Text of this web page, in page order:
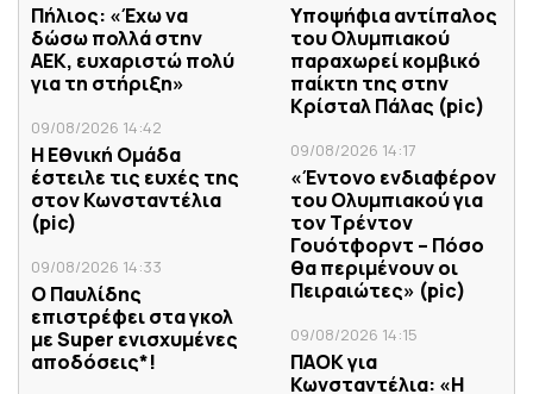
Πήλιος: «Έχω να
δώσω πολλά στην
ΑΕΚ, ευχαριστώ πολύ
για τη στήριξη»
09/08/2026 14:42
Η Εθνική Ομάδα
έστειλε τις ευχές της
στον Κωνσταντέλια
(pic)
09/08/2026 14:33
Ο Παυλίδης
επιστρέφει στα γκολ
με Super ενισχυμένες
αποδόσεις*!
Υποψήφια αντίπαλος
του Ολυμπιακού
παραχωρεί κομβικό
παίκτη της στην
Κρίσταλ Πάλας (pic)
09/08/2026 14:17
«Έντονο ενδιαφέρον
του Ολυμπιακού για
τον Τρέντον
Γουότφορντ – Πόσο
θα περιμένουν οι
Πειραιώτες» (pic)
09/08/2026 14:15
ΠΑΟΚ για
Κωνσταντέλια: «Η